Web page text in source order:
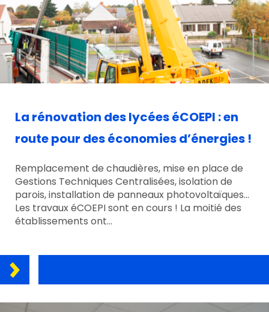
La rénovation des lycées éCOEPI : en
route pour des économies d’énergies !
Remplacement de chaudières, mise en place de
Gestions Techniques Centralisées, isolation de
parois, installation de panneaux photovoltaïques…
Les travaux éCOEPI sont en cours ! La moitié des
établissements ont…